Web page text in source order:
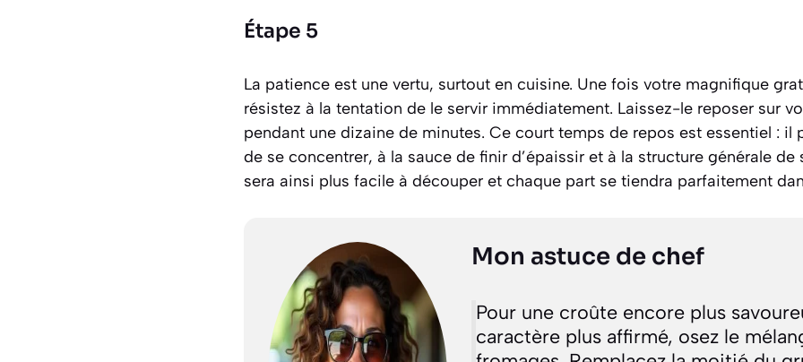
Étape 5
La patience est une vertu, surtout en cuisine. Une fois votre magnifique
résistez à la tentation de le servir immédiatement. Laissez-le reposer sur
pendant une dizaine de minutes. Ce court temps de repos est essentiel : il
de se concentrer, à la sauce de finir d’épaissir et à la structure générale de
sera ainsi plus facile à découper et chaque part se tiendra parfaitement
Mon astuce de chef
Pour une croûte encore plus
caractère plus affirmé, osez le